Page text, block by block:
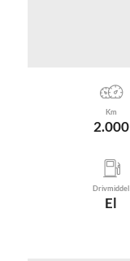
Km
2.000
Drivmiddel
El